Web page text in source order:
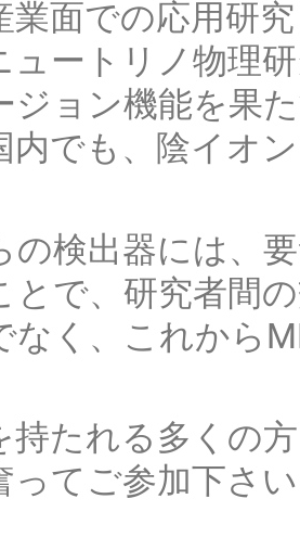
業面での応用研
ュートリノ物理
ジョン機能を果
内でも、陰イオ
の検出器には、
とで、研究者間
なく、これから
持たれる多くの
ってご参加下さ